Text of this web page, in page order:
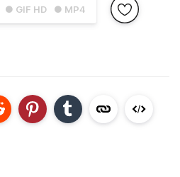
● GIF HD ● MP4